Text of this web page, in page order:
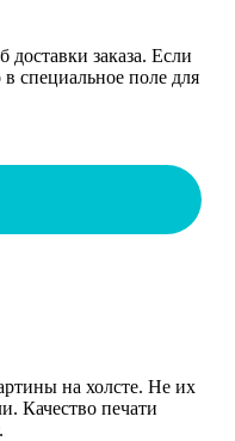
доставки заказа. Если
в специальное поле для
на холсте. Не их
Качество печати